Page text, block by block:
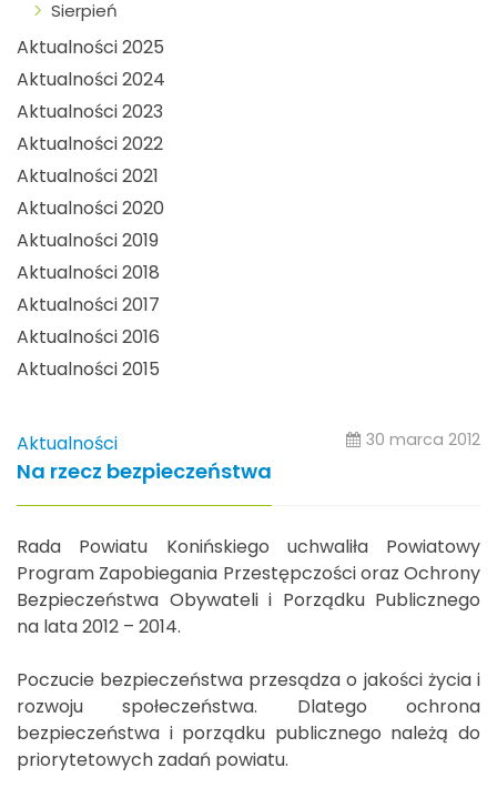
Sierpień
Aktualności 2025
Aktualności 2024
Aktualności 2023
Aktualności 2022
Aktualności 2021
Aktualności 2020
Aktualności 2019
Aktualności 2018
Aktualności 2017
Aktualności 2016
Aktualności 2015
Aktualności 30 marca 2012
Na rzecz bezpieczeństwa
Rada Powiatu Konińskiego uchwaliła Powiatowy
Program Zapobiegania Przestępczości oraz Ochrony
Bezpieczeństwa Obywateli i Porządku Publicznego
na lata 2012 – 2014.
Poczucie bezpieczeństwa przesądza o jakości życia i
rozwoju społeczeństwa. Dlatego ochrona
bezpieczeństwa i porządku publicznego należą do
priorytetowych zadań powiatu.